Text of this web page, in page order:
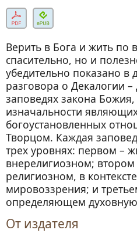
От издателя
Вступление
Первая заповедь
Вторая заповедь
Третья заповедь
Четвертая заповедь
Пятая заповедь
Шестая заповедь
Седьмая заповедь
Восьмая заповедь
Девятая заповедь
Десятая заповедь
Послесловие
Верить в Бога и жить по
спасительно, но и
убедительно показано в
разговора о Декалогии –
заповедях закона Божия,
изначальности
богоустановленных
Творцом. Каждая
трех уровнях: первом –
внерелигиозном;
религиозном, в
мировоззрения; и
определяющем
От издателя